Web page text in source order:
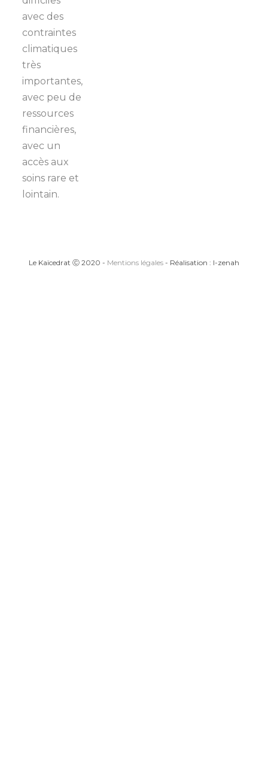
avec des
contraintes
climatiques
très
importantes,
avec peu de
ressources
financières,
avec un
accès aux
soins rare et
lointain.
Le Kaïcedrat Ⓒ 2020 - Mentions légales - Réalisation : I-zenah